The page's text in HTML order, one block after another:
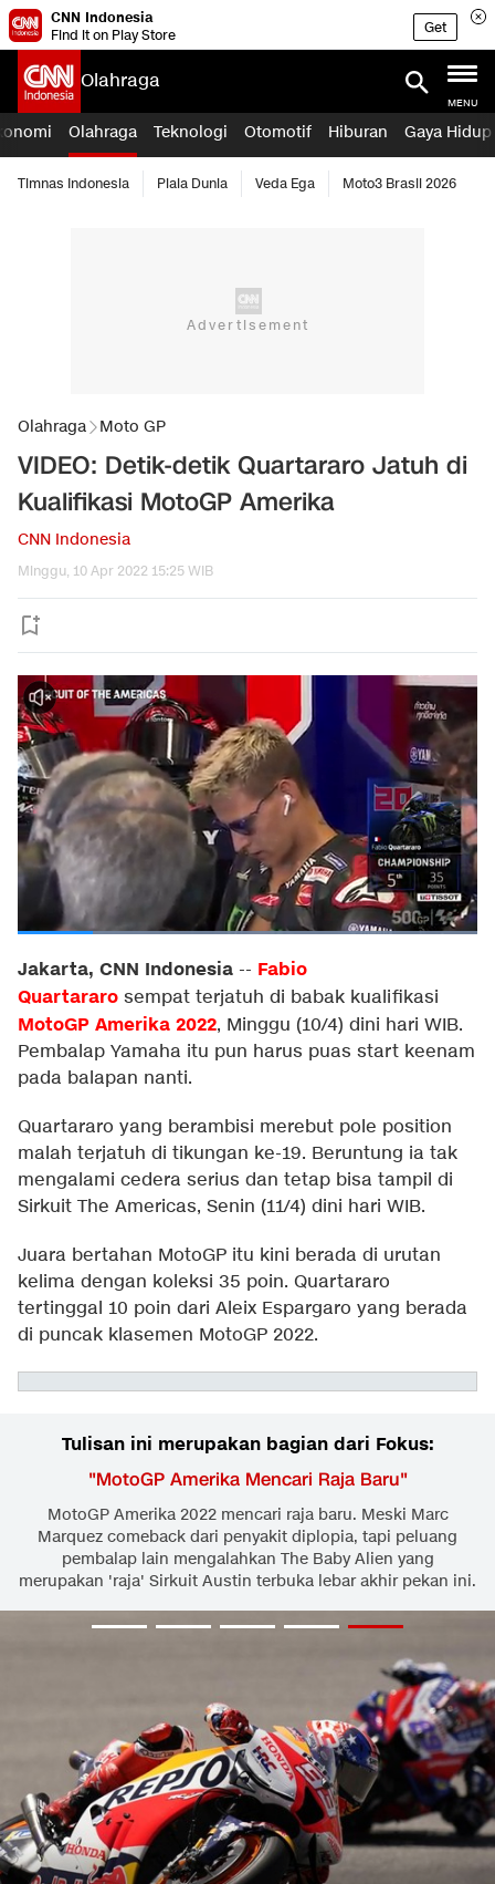
CNN Indonesia
Find it on Play Store
Get
Olahraga
MENU
Olahraga Teknologi Otomotif Hiburan Gaya Hidup
Timnas Indonesia Piala Dunia Veda Ega Moto3 Brasil 2026
Olahraga Moto GP
VIDEO: Detik-detik Quartararo Jatuh di
Kualifikasi MotoGP Amerika
CNN Indonesia
Minggu, 10 Apr 2022 15:25 WIB
Jakarta, CNN Indonesia -- Fabio
Quartararo sempat terjatuh di babak kualifikasi
MotoGP Amerika 2022, Minggu (10/4) dini hari WIB.
Pembalap Yamaha itu pun harus puas start keenam
pada balapan nanti.
Quartararo yang berambisi merebut pole position
malah terjatuh di tikungan ke-19. Beruntung ia tak
mengalami cedera serius dan tetap bisa tampil di
Sirkuit The Americas, Senin (11/4) dini hari WIB.
Juara bertahan MotoGP itu kini berada di urutan
kelima dengan koleksi 35 poin. Quartararo
tertinggal 10 poin dari Aleix Espargaro yang berada
di puncak klasemen MotoGP 2022.
Tulisan ini merupakan bagian dari Fokus:
"MotoGP Amerika Mencari Raja Baru"
MotoGP Amerika 2022 mencari raja baru. Meski Marc
Marquez comeback dari penyakit diplopia, tapi peluang
pembalap lain mengalahkan The Baby Alien yang
merupakan 'raja' Sirkuit Austin terbuka lebar akhir pekan ini.